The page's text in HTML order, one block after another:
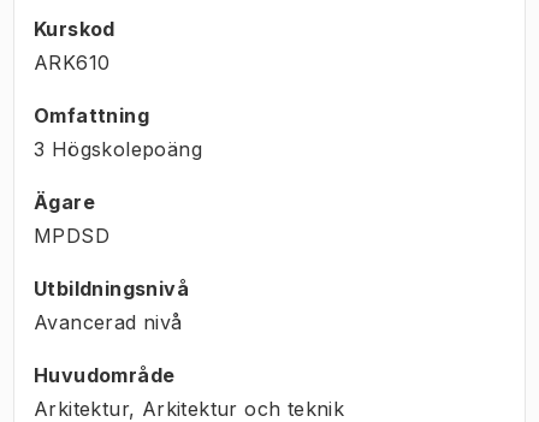
Kurskod
ARK610
Omfattning
3 Högskolepoäng
Ägare
MPDSD
Utbildningsnivå
Avancerad nivå
Huvudområde
Arkitektur, Arkitektur och teknik